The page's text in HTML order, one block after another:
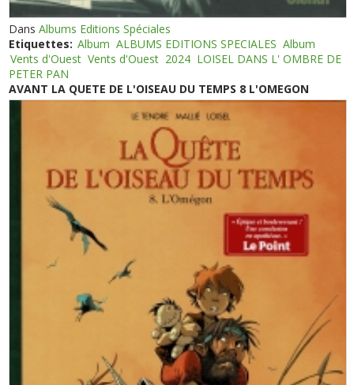
DansAlbums Editions Spéciales
Etiquettes: Album ALBUMS EDITIONS SPECIALES Album
Vents d'Ouest Vents d'Ouest 2024 LOISEL DANS L' OMBRE DE
PETER PAN
AVANT LA QUETE DE L'OISEAU DU TEMPS 8 L'OMEGON